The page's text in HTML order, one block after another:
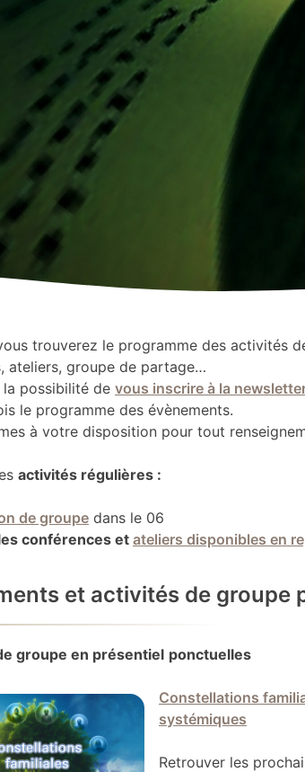
trouverez le programme des activités
ateliers, groupe de partage…
la possibilité de vous inscrire à la
le programme des évènements.
à votre disposition pour tout
activités régulières :
de groupe dans le 06
conférences etateliers disponibles en
et activités de groupe
groupe en présentiel ponctuelles
Constellations
systémiques
Retrouver les